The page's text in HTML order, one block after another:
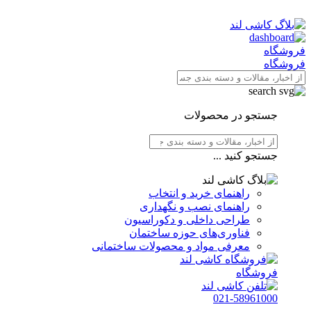
فروشگاه
فروشگاه
جستجو در محصولات
جستجو کنید ...
راهنمای خرید و انتخاب
راهنمای نصب و نگهداری
طراحی داخلی و دکوراسیون
فناوری‌های حوزه ساختمان
معرفی مواد و محصولات ساختمانی
فروشگاه
021-58961000